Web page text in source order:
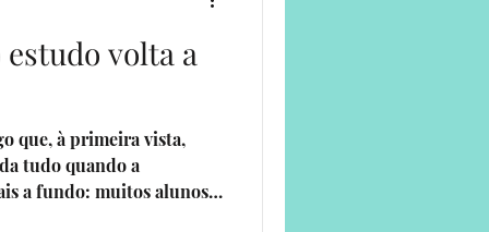
volta a
que, à primeira vista,
tudo quando a
a fundo: muitos alunos